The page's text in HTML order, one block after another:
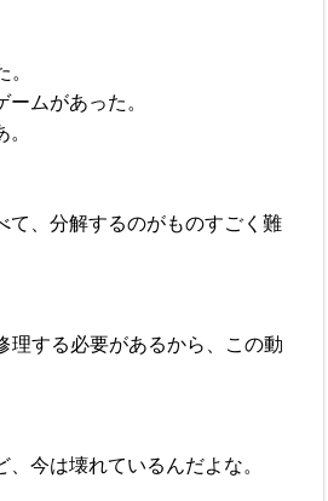
。
ムがあった。
て、分解するのがものすごく難
理する必要があるから、この動
、今は壊れているんだよな。